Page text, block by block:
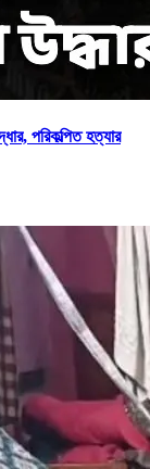
পরিকল্পিত হত্যার